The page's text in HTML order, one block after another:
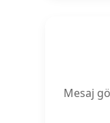
Mesaj